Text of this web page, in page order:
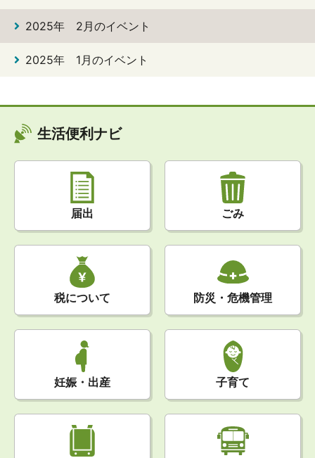
2025年 2月のイベント
2025年 1月のイベント
生活便利ナビ
届出 ごみ
税について 防災・危機管理
妊娠・出産 子育て